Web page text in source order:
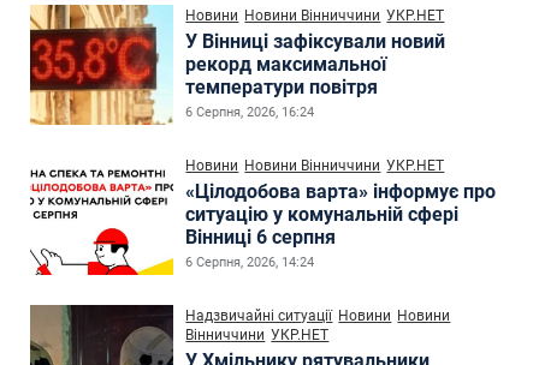
Новини Новини Вінниччини УКР.НЕТ
У Вінниці зафіксували новий
рекорд максимальної
температури повітря
6 Серпня, 2026, 16:24
Новини Новини Вінниччини УКР.НЕТ
«Цілодобова варта» інформує про
ситуацію у комунальній сфері
Вінниці 6 серпня
6 Серпня, 2026, 14:24
Надзвичайні ситуації Новини Новини
Вінниччини УКР.НЕТ